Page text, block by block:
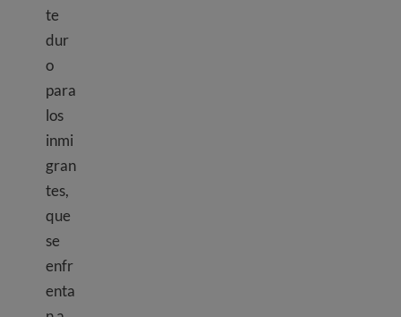
te
dur
o
para
los
inmi
gran
tes,
que
se
enfr
enta